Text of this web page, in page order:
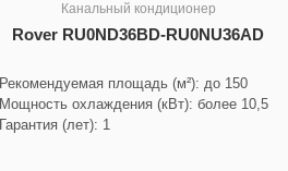
Канальный кондиционер
Rover RU0ND36BD-RU0NU36AD
Рекомендуемая площадь (м²): до 150
Мощность охлаждения (кВт): более 10,5
Гарантия (лет): 1